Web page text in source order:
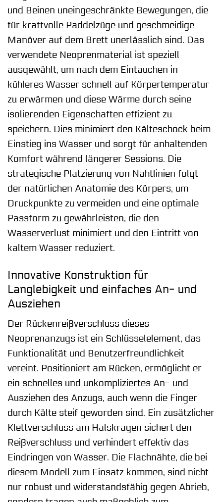
und Beinen uneingeschränkte Bewegungen, die
für kraftvolle Paddelzüge und geschmeidige
Manöver auf dem Brett unerlässlich sind. Das
verwendete Neoprenmaterial ist speziell
ausgewählt, um nach dem Eintauchen in
kühleres Wasser schnell auf Körpertemperatur
zu erwärmen und diese Wärme durch seine
isolierenden Eigenschaften effizient zu
speichern. Dies minimiert den Kälteschock beim
Einstieg ins Wasser und sorgt für anhaltenden
Komfort während längerer Sessions. Die
strategische Platzierung von Nahtlinien folgt
der natürlichen Anatomie des Körpers, um
Druckpunkte zu vermeiden und eine optimale
Passform zu gewährleisten, die den
Wasserverlust minimiert und den Eintritt von
kaltem Wasser reduziert.
Innovative Konstruktion für
Langlebigkeit und einfaches An- und
Ausziehen
Der Rückenreißverschluss dieses
Neoprenanzugs ist ein Schlüsselelement, das
Funktionalität und Benutzerfreundlichkeit
vereint. Positioniert am Rücken, ermöglicht er
ein schnelles und unkompliziertes An- und
Ausziehen des Anzugs, auch wenn die Finger
durch Kälte steif geworden sind. Ein zusätzlicher
Klettverschluss am Halskragen sichert den
Reißverschluss und verhindert effektiv das
Eindringen von Wasser. Die Flachnähte, die bei
diesem Modell zum Einsatz kommen, sind nicht
nur robust und widerstandsfähig gegen Abrieb,